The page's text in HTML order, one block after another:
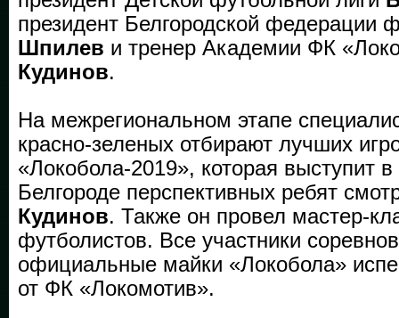
президент Белгородской федерации
Шпилев и тренер Академии ФК
Кудинов.
На межрегиональном этапе
красно-зеленых отбирают лучших
«Локобола-2019», которая выступит
Белгороде перспективных ребят
Кудинов. Также он провел мастер-
футболистов. Все участники
официальные майки «Локобола»
от ФК «Локомотив».